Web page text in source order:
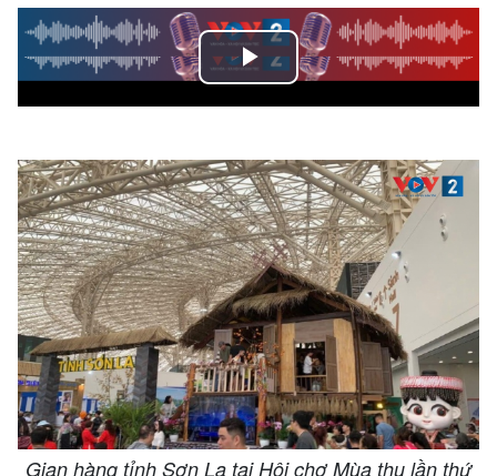
Play
Gian hàng tỉnh Sơn La tại Hội chợ Mùa thu lần thứ